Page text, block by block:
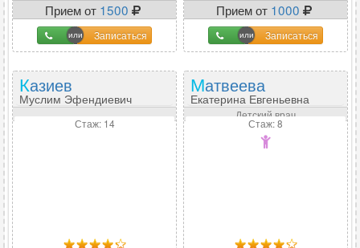
Прием от 1500
Записаться
Прием от 1000
Записаться
Казиев
Муслим Эфендиевич
Стаж: 14
Матвеева
Екатерина Евгеньевна
Детский врач
Стаж: 8